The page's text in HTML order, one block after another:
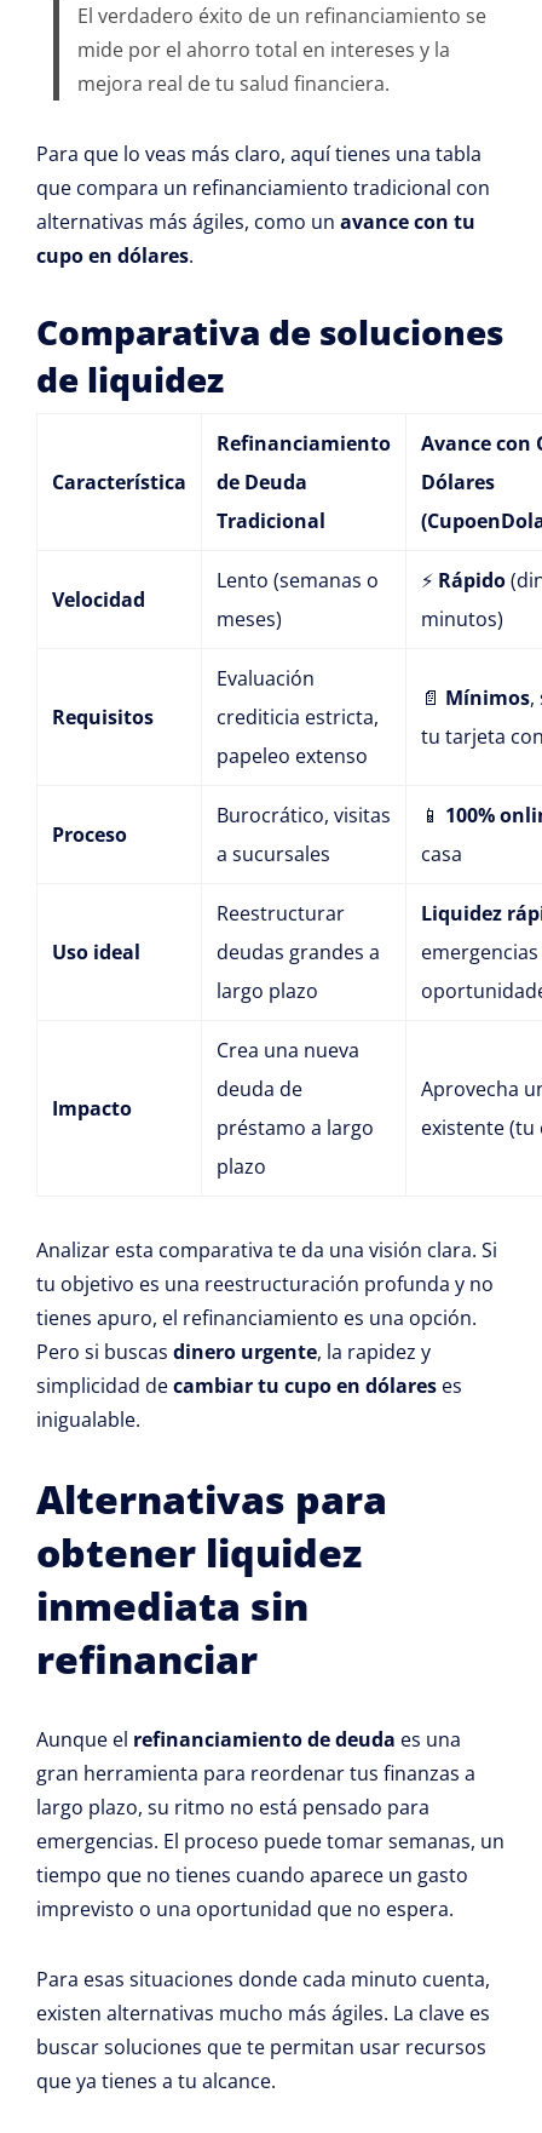
El verdadero éxito de un refinanciamiento se
mide por el ahorro total en intereses y la
mejora real de tu salud financiera.
Para que lo veas más claro, aquí tienes una tabla
que compara un refinanciamiento tradicional con
alternativas más ágiles, como un avance con tu
cupo en dólares.
Comparativa de soluciones
de liquidez
Característica
Refinanciamiento
de Deuda
Tradicional
Avance con
Dólares
Velocidad
Lento (semanas o
meses)
⚡ Rápido
minutos)
Requisitos
Evaluación
crediticia estricta,
papeleo extenso
📄 Mínimos,
tu tarjeta
Proceso
Burocrático, visitas
a sucursales
📱 100%
casa
Uso ideal
Reestructurar
deudas grandes a
largo plazo
Liquidez
Impacto
Crea una nueva
deuda de
préstamo a largo
plazo
Aprovecha
existente (tu
Analizar esta comparativa te da una visión clara. Si
tu objetivo es una reestructuración profunda y no
tienes apuro, el refinanciamiento es una opción.
Pero si buscas dinero urgente, la rapidez y
simplicidad decambiar tu cupo en dólares es
inigualable.
Alternativas para
obtener liquidez
inmediata sin
refinanciar
Aunque el refinanciamiento de deuda es una
gran herramienta para reordenar tus finanzas a
largo plazo, su ritmo no está pensado para
emergencias. El proceso puede tomar semanas, un
tiempo que no tienes cuando aparece un gasto
imprevisto o una oportunidad que no espera.
Para esas situaciones donde cada minuto cuenta,
existen alternativas mucho más ágiles. La clave es
buscar soluciones que te permitan usar recursos
que ya tienes a tu alcance.